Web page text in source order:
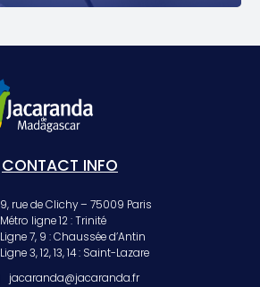
CONTACT INFO
9, rue de Clichy – 75009 Paris
Métro ligne 12 : Trinité
Ligne 7, 9 : Chaussée d’Antin
Ligne 3, 12, 13, 14 : Saint-Lazare
jacaranda@jacaranda.fr